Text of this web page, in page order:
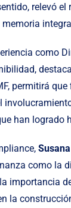
relevó
como
permitirá
han
como la
importancia
la